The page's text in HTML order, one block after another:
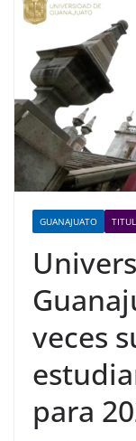
GUANAJUATO
veces
para